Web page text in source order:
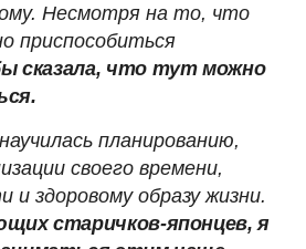
Несмотря на то, что
приспособиться
сказала, что тут можно
планированию,
своего времени,
здоровому образу жизни.
старичков-японцев, я